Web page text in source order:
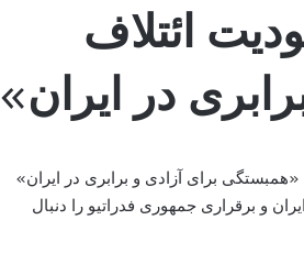
ائتلاف
در ایران»
برای آزادی و برابری در ايران»
و برقراری جمهوری فدراتیو را دنبال